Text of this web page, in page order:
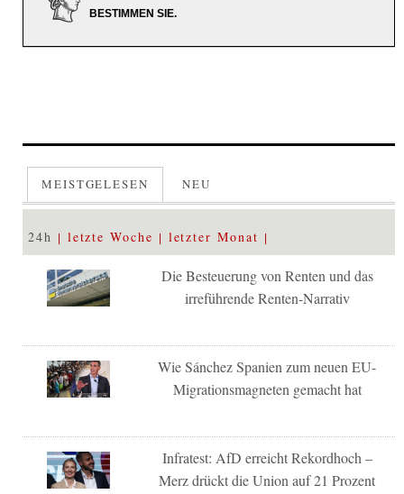
BESTIMMEN SIE.
MEISTGELESEN NEU
24h letzte Woche letzter Monat
Die Besteuerung von Renten und das
irreführende Renten-Narrativ
Wie Sánchez Spanien zum neuen EU-
Migrationsmagneten gemacht hat
Infratest: AfD erreicht Rekordhoch –
Merz drückt die Union auf 21 Prozent